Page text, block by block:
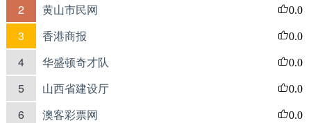
2 黄山市民网 0.0
3 香港商报 0.0
4 华盛顿奇才队 0.0
5 山西省建设厅 0.0
6 澳客彩票网 0.0